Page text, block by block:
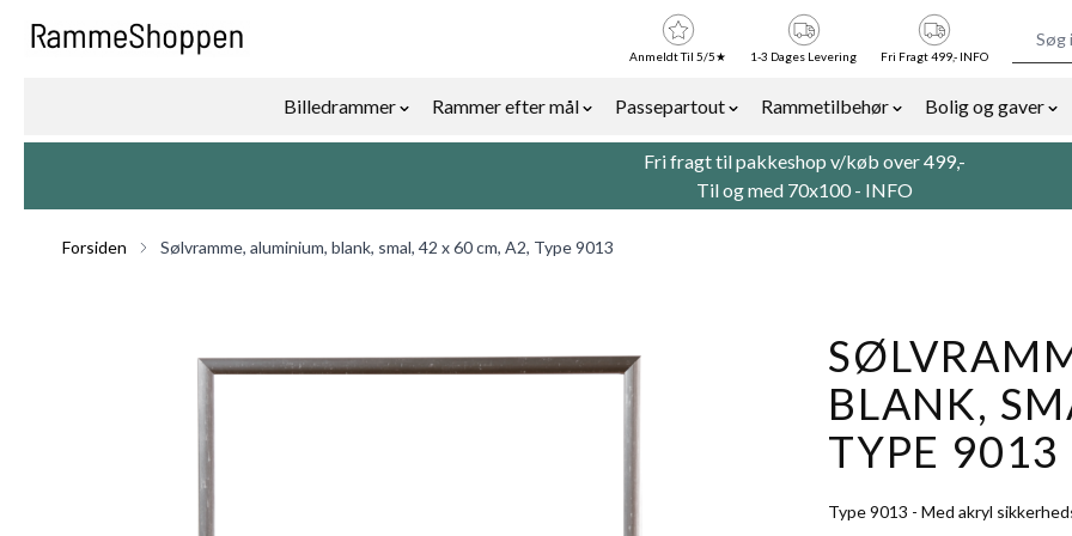
Billedrammer
Rammer efter mål
Passepartout
Rammetilbehør
Bolig og gaver
Anmeldt Til 5/5★ 1-3 Dages Levering Fri Fragt 499,- INFO
Fri fragt til pakkeshop v/køb over 499,-
Til og med 70x100 - INFO
Forsiden Sølvramme, aluminium, blank, smal, 42 x 60 cm, A2, Type 9013
BLANK,
TYPE 9013
Type 9013 - Med akryl